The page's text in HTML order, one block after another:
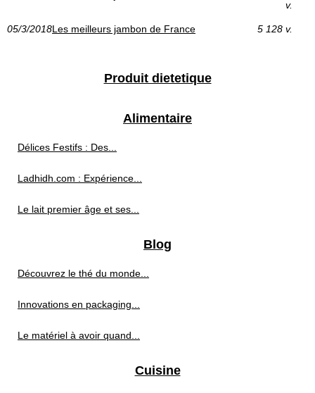
v.
05/3/2018Les meilleurs jambon de France 5 128 v.
Produit dietetique
Alimentaire
Délices Festifs : Des...
Ladhidh.com : Expérience...
Le lait premier âge et ses...
Blog
Découvrez le thé du monde...
Innovations en packaging...
Le matériel à avoir quand...
Cuisine